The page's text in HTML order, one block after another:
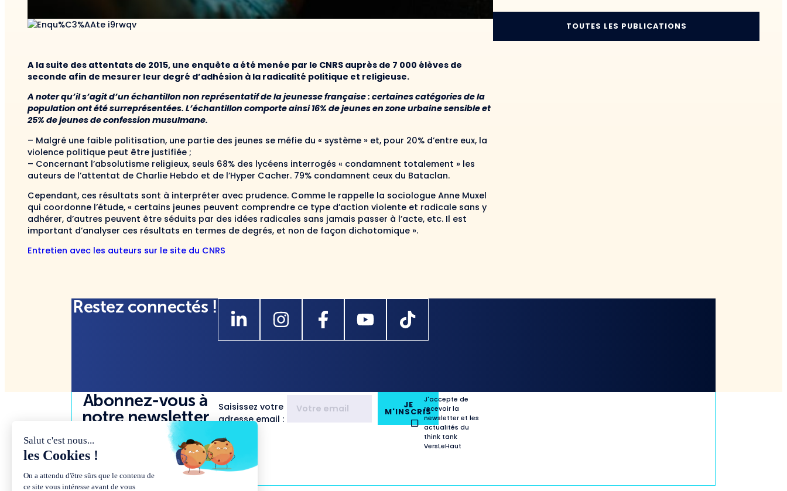
A la suite des attentats de 2015, une enquête a été menée par le CNRS auprès de 7 000 élèves de
seconde afin de mesurer leur degré d’adhésion à la radicalité politique et religieuse.
A noter qu’il s’agit d’un échantillon non représentatif de la jeunesse française : certaines catégories de la
population ont été surreprésentées. L’échantillon comporte ainsi 16% de jeunes en zone urbaine sensible et
25% de jeunes de confession musulmane.
– Malgré une faible politisation, une partie des jeunes se méfie du « système » et, pour 20% d’entre eux, la
violence politique peut être justifiée ;
– Concernant l’absolutisme religieux, seuls 68% des lycéens interrogés « condamnent totalement » les
auteurs de l’attentat de Charlie Hebdo et de l’Hyper Cacher. 79% condamnent ceux du Bataclan.
Cependant, ces résultats sont à interpréter avec prudence. Comme le rappelle la sociologue Anne Muxel
qui coordonne l’étude, « certains jeunes peuvent comprendre ce type d’action violente et radicale sans y
adhérer, d’autres peuvent être séduits par des idées radicales sans jamais passer à l’acte, etc. Il est
important d’analyser ces résultats en termes de degrés, et non de façon dichotomique ».
Entretien avec les auteurs sur le site du CNRS
TOUTES LES PUBLICATIONS
Restez connectés !
Abonnez-vous à
notre newsletter
Saisissez votre
adresse email :
JE
M'INSCRIS
J'accepte de
recevoir la
newsletter et les
actualités du
think tank
VersLeHaut